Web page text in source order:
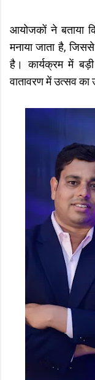
आयोजकों ने बताया
मनाया जाता है,
है। कार्यक्रम में
वातावरण में उत्सव का